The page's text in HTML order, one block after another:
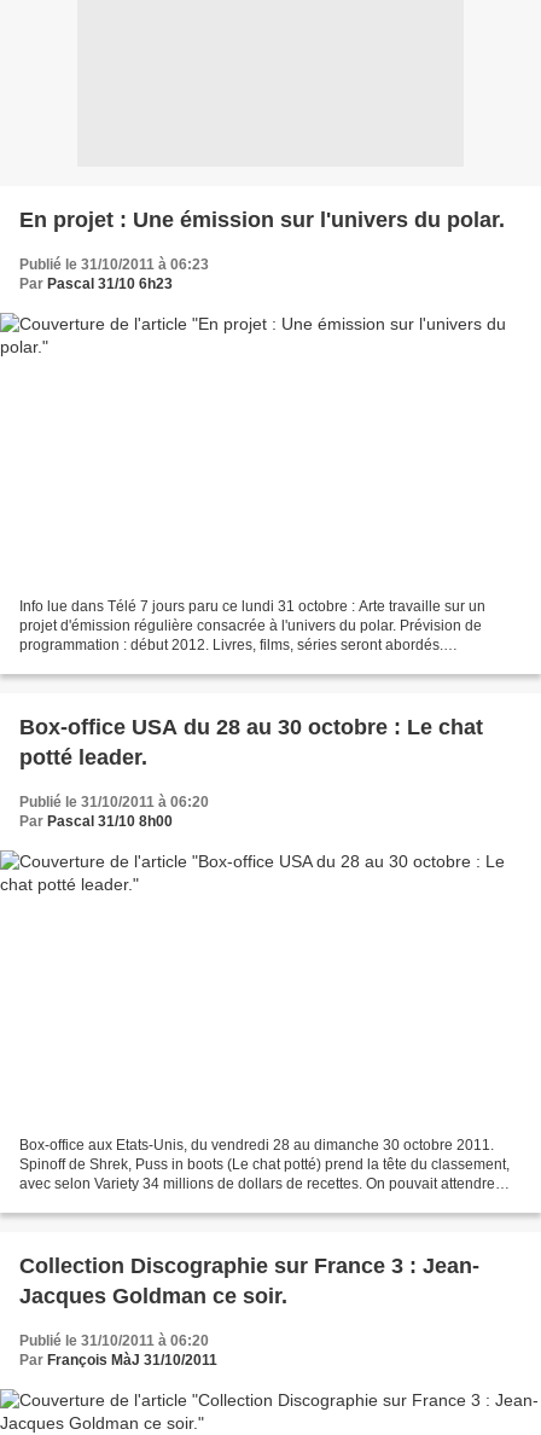
En projet : Une émission sur l'univers du polar.
Publié le 31/10/2011 à 06:23
Par Pascal 31/10 6h23
Info lue dans Télé 7 jours paru ce lundi 31 octobre : Arte travaille sur un
projet d'émission régulière consacrée à l'univers du polar. Prévision de
programmation : début 2012. Livres, films, séries seront abordés.
Box-office USA du 28 au 30 octobre : Le chat
potté leader.
Publié le 31/10/2011 à 06:20
Par Pascal 31/10 8h00
Box-office aux Etats-Unis, du vendredi 28 au dimanche 30 octobre 2011.
Spinoff de Shrek, Puss in boots (Le chat potté) prend la tête du classement,
avec selon Variety 34 millions de dollars de recettes. On pouvait attendre
Collection Discographie sur France 3 : Jean-
Jacques Goldman ce soir.
Publié le 31/10/2011 à 06:20
Par François MàJ 31/10/2011